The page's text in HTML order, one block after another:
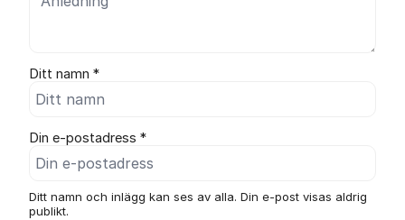
Ditt namn *
Din e-postadress *
Ditt namn och inlägg kan ses av alla. Din e-post visas aldrig
publikt.